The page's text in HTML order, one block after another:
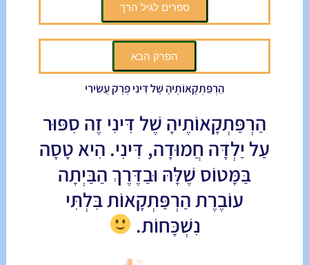
ספרים לגיל הרך
הפרק הבא
הַרְפַּתְקָאוֹתֶיהָ שֶׁל דִּינִי פֶּרֶק עֲשִׂירִי
הַרְפַּתְקָאוֹתֶיהָ שֶׁל דִּינִי זֶה סִפּוּר
עַל יַלְדָּה חֲמוּדָה, דִּינִי. הִיא טָסָה
בַּמָּטוֹס שֶׁלָּהּ וּבַדֶּרֶךְ הַבַּיְתָה
עוֹבֶרֶת הַרְפַּתְקָאוֹת בִּלְתִּי
נִשְׁכָּחוֹת.